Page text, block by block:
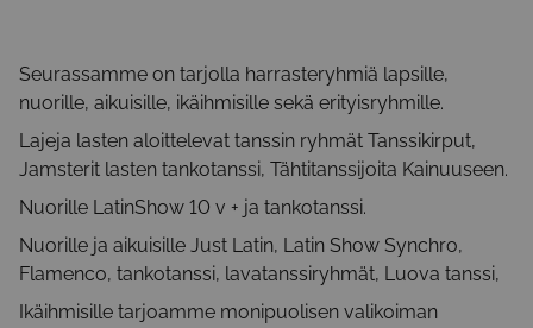
Seurassamme on tarjolla harrasteryhmiä lapsille,
nuorille, aikuisille, ikäihmisille sekä erityisryhmille.
Lajeja lasten aloittelevat tanssin ryhmät Tanssikirput,
Jamsterit lasten tankotanssi, Tähtitanssijoita Kainuuseen.
Nuorille LatinShow 10 v + ja tankotanssi.
Nuorille ja aikuisille Just Latin, Latin Show Synchro,
Flamenco, tankotanssi, lavatanssiryhmät, Luova tanssi,
Ikäihmisille tarjoamme monipuolisen valikoiman